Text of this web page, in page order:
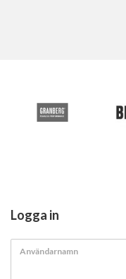
Logga in
Användarnamn